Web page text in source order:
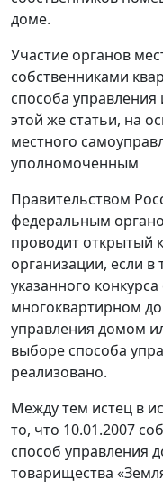
доме.
Участие органов
собственниками
способа
этой же статьи, на
местного
уполномоченным
Правительством
федеральным
проводит открытый
организации, если в
указанного
многоквартирном
управления домом
выборе способа
реализовано.
Между тем истец в
то, что 10.01.2007
способ управления
товарищества